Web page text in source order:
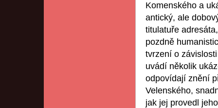
Komenského a
antický, ale
titulatuře
pozdně
tvrzení o
uvádí několik
odpovídají znění
Velenského,
jak jej provedl